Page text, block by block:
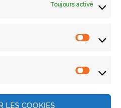
Toujours activé
LES COOKIES
Contact